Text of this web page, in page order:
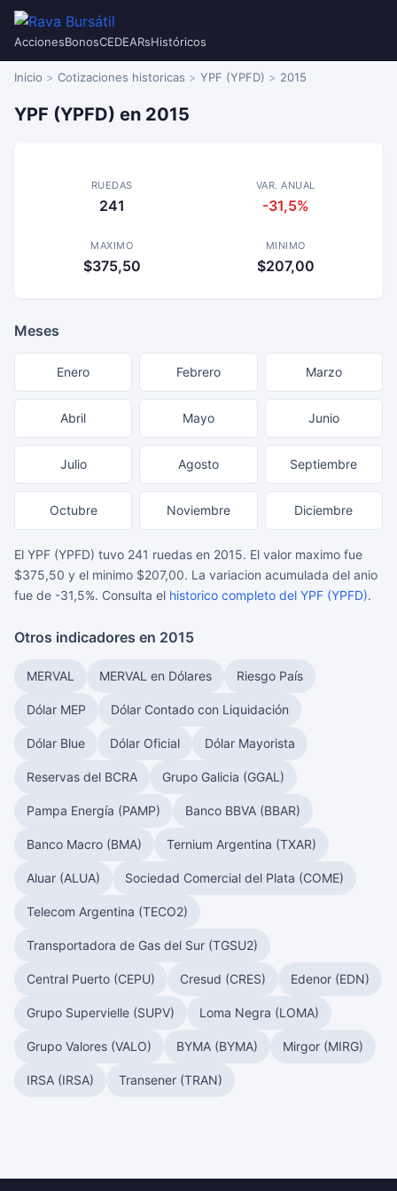
AccionesBonosCEDEARsHistóricos
Inicio Cotizaciones historicas YPF (YPFD) 2015
YPF (YPFD) en 2015
RUEDAS
241
VAR. ANUAL
-31,5%
MAXIMO
$375,50
MINIMO
$207,00
Meses
Enero Febrero Marzo
Abril Mayo Junio
Julio Agosto Septiembre
Octubre Noviembre Diciembre
El YPF (YPFD) tuvo 241 ruedas en 2015. El valor maximo fue
$375,50 y el minimo $207,00. La variacion acumulada del anio
fue de -31,5%. Consulta el historico completo del YPF (YPFD).
Otros indicadores en 2015
MERVAL MERVAL en Dólares Riesgo País
Dólar MEP Dólar Contado con Liquidación
Dólar Blue Dólar Oficial Dólar Mayorista
Reservas del BCRA Grupo Galicia (GGAL)
Pampa Energía (PAMP) Banco BBVA (BBAR)
Banco Macro (BMA) Ternium Argentina (TXAR)
Aluar (ALUA) Sociedad Comercial del Plata (COME)
Telecom Argentina (TECO2)
Transportadora de Gas del Sur (TGSU2)
Central Puerto (CEPU) Cresud (CRES) Edenor (EDN)
Grupo Supervielle (SUPV) Loma Negra (LOMA)
Grupo Valores (VALO) BYMA (BYMA) Mirgor (MIRG)
IRSA (IRSA) Transener (TRAN)